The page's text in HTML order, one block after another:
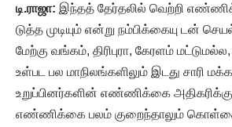
டி.ராஜா: இந்தத் தேர்தலில் வெற்றி
டுத்த முடியும் என்று நம்பிக்கையு டன்
மேற்கு வங்கம், திரிபுரா, கேரளம் மட்டுமல்ல,
உள்பட பல மாநிலங்களிலும் இடது சாரி
உறுப்பினர்களின் எண்ணிக்கை
எண்ணிக்கை பலம் குறைந்தாலும்